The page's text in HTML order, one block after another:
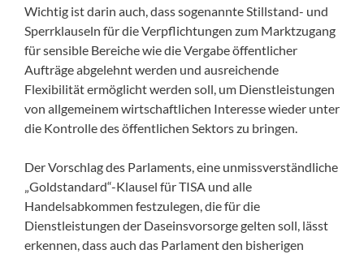
Wichtig ist darin auch, dass sogenannte Stillstand- und
Sperrklauseln für die Verpflichtungen zum Marktzugang
für sensible Bereiche wie die Vergabe öffentlicher
Aufträge abgelehnt werden und ausreichende
Flexibilität ermöglicht werden soll, um Dienstleistungen
von allgemeinem wirtschaftlichen Interesse wieder unter
die Kontrolle des öffentlichen Sektors zu bringen.
Der Vorschlag des Parlaments, eine unmissverständliche
„Goldstandard“-Klausel für TISA und alle
Handelsabkommen festzulegen, die für die
Dienstleistungen der Daseinsvorsorge gelten soll, lässt
erkennen, dass auch das Parlament den bisherigen